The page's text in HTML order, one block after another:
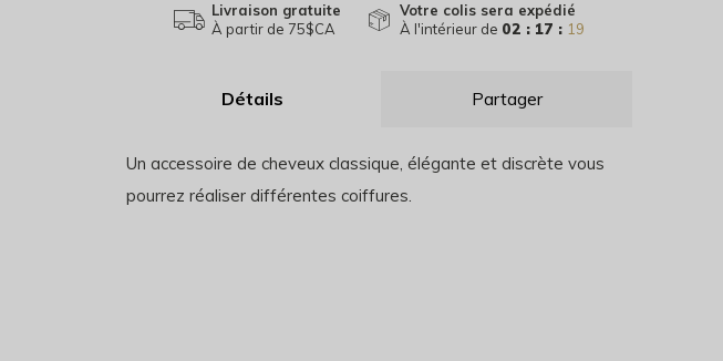
Livraison gratuite
À partir de 75$CA
Votre colis sera expédié
À l'intérieur de 02 : 17 : 19
Détails Partager
Un accessoire de cheveux classique, élégante et discrète vous
pourrez réaliser différentes coiffures.